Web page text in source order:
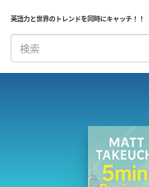
英語力と世界のトレンドを同時にキャッチ！！